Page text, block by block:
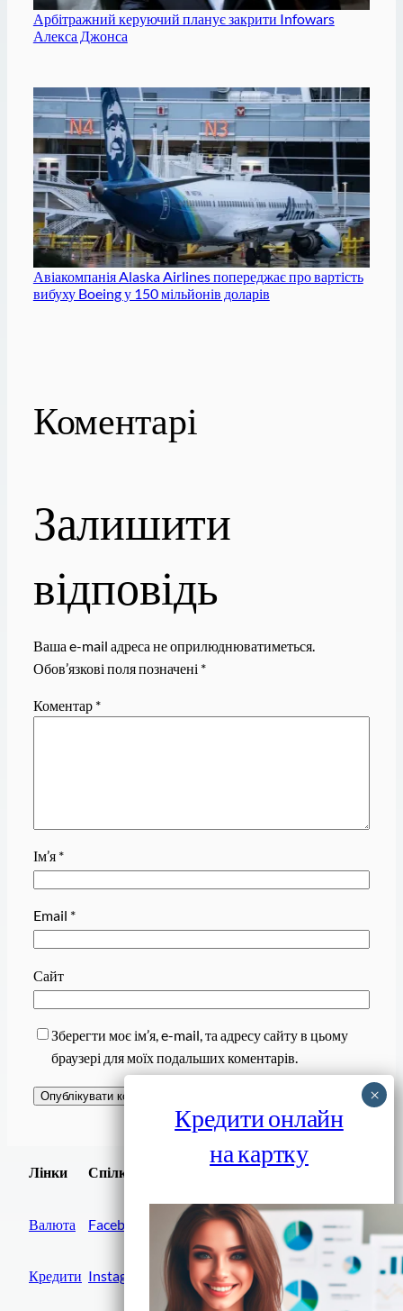
Арбітражний керуючий планує закрити Infowars
Алекса Джонса
Авіакомпанія Alaska Airlines попереджає про вартість
вибуху Boeing у 150 мільйонів доларів
Коментарі
Залишити
відповідь
Ваша e-mail адреса не оприлюднюватиметься.
Обов’язкові поля позначені *
Коментар *
Ім’я *
Email *
Сайт
Зберегти моє ім’я, e-mail, та адресу сайту в цьому
браузері для моїх подальших коментарів.
Лінки
Валюта
Кредити
Спілки
Facebook
Instagram
Завантажити
Кредити онлайн
на картку